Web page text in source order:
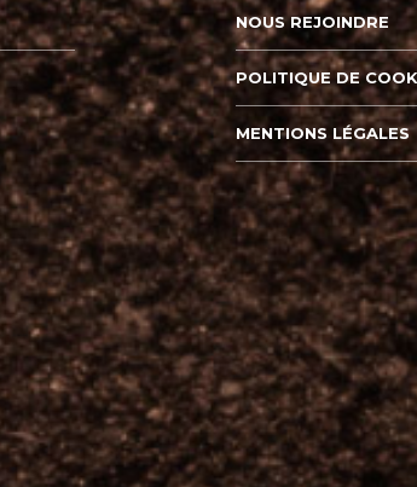
NOUS REJOINDRE
POLITIQUE DE
MENTIONS LÉGALES